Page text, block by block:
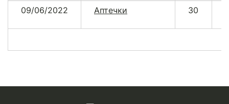
09/06/2022
Аптечки 30